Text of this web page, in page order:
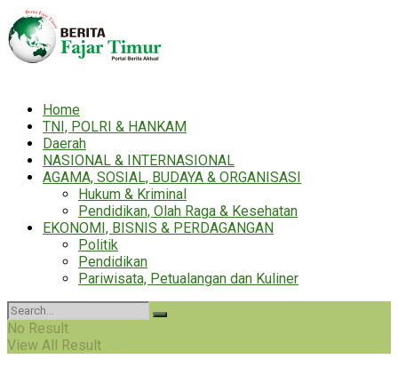
Home
TNI, POLRI & HANKAM
Daerah
NASIONAL & INTERNASIONAL
AGAMA, SOSIAL, BUDAYA & ORGANISASI
Hukum & Kriminal
Pendidikan, Olah Raga & Kesehatan
EKONOMI, BISNIS & PERDAGANGAN
Politik
Pendidikan
Pariwisata, Petualangan dan Kuliner
No Result
View All Result